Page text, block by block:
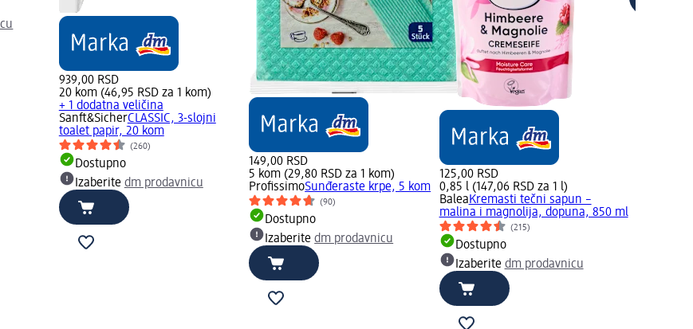
939,00 RSD
20 kom (46,95 RSD za 1 kom)
+ 1 dodatna veličina
Sanft&SicherCLASSIC, 3-slojni
toalet papir, 20 kom
(260)
Dostupno
Izaberite dm prodavnicu
149,00 RSD
5 kom (29,80 RSD za 1 kom)
ProfissimoSunđeraste krpe, 5 kom
(90)
Dostupno
Izaberitedm prodavnicu
125,00 RSD
0,85 l (147,06 RSD za 1 l)
BaleaKremasti tečni sapun –
malina i magnolija, dopuna, 850 ml
(215)
Dostupno
Izaberite dm prodavnicu